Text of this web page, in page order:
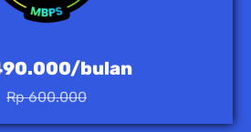
bulan
Rp 600.000